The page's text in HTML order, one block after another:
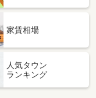
家賃相場
人気タウン
ランキング